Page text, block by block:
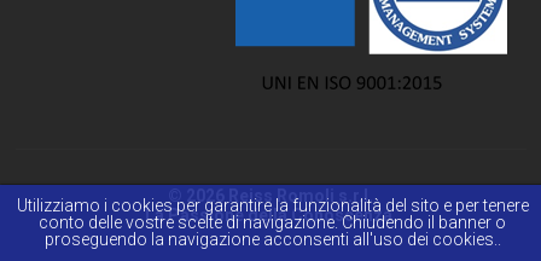
© 2026 Reiss Romoli s.r.l.
La Passione della Conoscenza.
Utilizziamo i cookies per garantire la funzionalità del sito e per tenere
conto delle vostre scelte di navigazione. Chiudendo il banner o
proseguendo la navigazione acconsenti all'uso dei cookies..